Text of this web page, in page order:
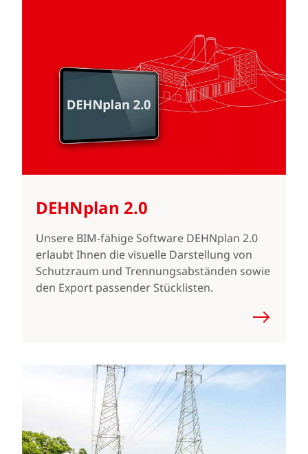
DEHNplan 2.0
Unsere BIM-fähige Software DEHNplan 2.0
erlaubt Ihnen die visuelle Darstellung von
Schutzraum und Trennungsabständen sowie
den Export passender Stücklisten.